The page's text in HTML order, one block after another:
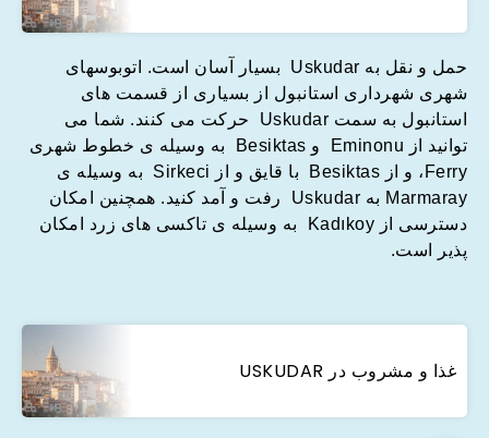
حمل و نقل به Uskudar بسیار آسان است. اتوبوسهای
شهری شهرداری استانبول از بسیاری از قسمت های
استانبول به سمت Uskudar حرکت می کنند. شما می
توانید از Eminonu و Besiktas به وسیله ی خطوط شهری
Ferry، و از Besiktas با قایق و از Sirkeci به وسیله ی
Marmaray به Uskudar رفت و آمد کنید. همچنین امکان
دسترسی از Kadıkoy به وسیله ی تاکسی های زرد امکان
پذیر است.
غذا و مشروب در USKUDAR